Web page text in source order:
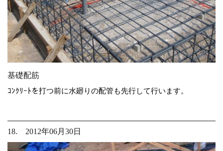
基礎配筋
ｺﾝｸﾘｰﾄを打つ前に水廻りの配管も先行して行います。
18. 2012年06月30日